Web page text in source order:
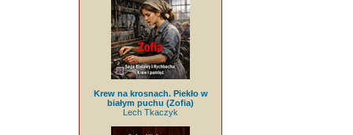
Krew na krosnach. Piekło w
białym puchu (Zofia)
Lech Tkaczyk